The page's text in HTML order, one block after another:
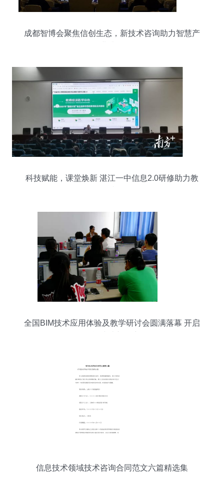
成都智博会聚焦信创生态，新技术咨询助力智慧产
科技赋能，课堂焕新 湛江一中信息2.0研修助力教
全国BIM技术应用体验及教学研讨会圆满落幕 开启
信息技术领域技术咨询合同范文六篇精选集